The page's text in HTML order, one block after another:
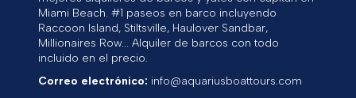
Miami Beach. #1 paseos en barco incluyendo
Raccoon Island, Stiltsville, Haulover Sandbar,
Millionaires Row... Alquiler de barcos con todo
incluido en el precio.
Correo electrónico: info@aquariusboattours.com